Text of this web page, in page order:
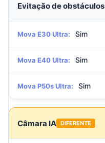
Evitação de obstáculos
Mova E30 Ultra: Sim
Mova E40 Ultra: Sim
Mova P50s Ultra: Sim
Câmara IA DIFERENTE